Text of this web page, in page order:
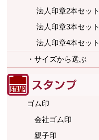
法人印章2本セット
法人印章3本セット
法人印章4本セット
・サイズから選ぶ
ゴム印
会社ゴム印
親子印